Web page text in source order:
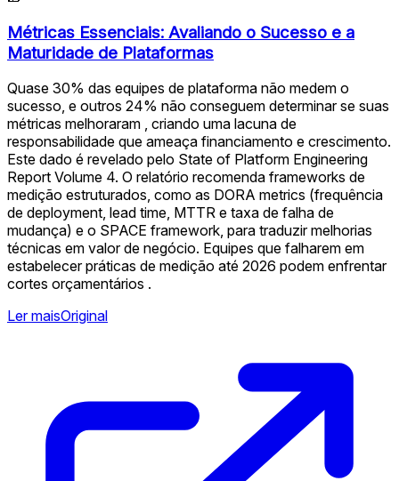
Métricas Essenciais: Avaliando o Sucesso e a
Maturidade de Plataformas
Quase 30% das equipes de plataforma não medem o
sucesso, e outros 24% não conseguem determinar se suas
métricas melhoraram , criando uma lacuna de
responsabilidade que ameaça financiamento e crescimento.
Este dado é revelado pelo State of Platform Engineering
Report Volume 4. O relatório recomenda frameworks de
medição estruturados, como as DORA metrics (frequência
de deployment, lead time, MTTR e taxa de falha de
mudança) e o SPACE framework, para traduzir melhorias
técnicas em valor de negócio. Equipes que falharem em
estabelecer práticas de medição até 2026 podem enfrentar
cortes orçamentários .
Ler maisOriginal